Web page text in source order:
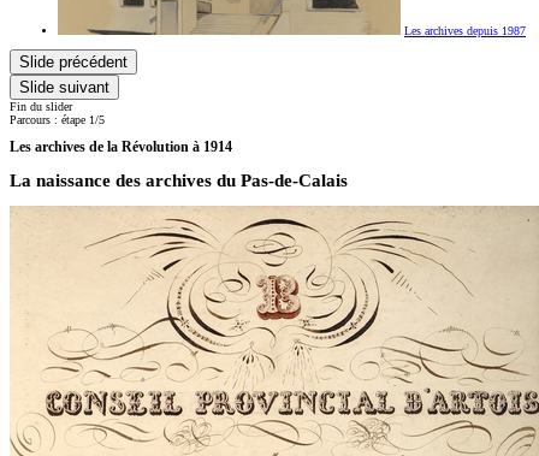
Les archives depuis 1987
Slide précédent
Slide suivant
Fin du slider
Parcours : étape 1/5
Les archives de la Révolution à 1914
La naissance des archives du Pas-de-Calais